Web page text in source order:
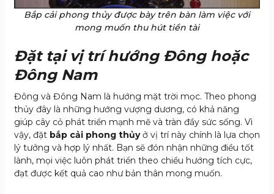
Bắp cải phong thủy được bày trên bàn làm việc với
mong muốn thu hút tiền tài
Đặt tại vị trí hướng Đông hoặc
Đông Nam
Đông và Đông Nam là hướng mặt trời mọc. Theo phong
thủy đây là những hướng vượng dương, có khả năng
giúp cây cỏ phát triển mạnh mẽ và tràn đầy sức sống. Vì
vậy, đặt bắp cải phong thủyở vị trí này chính là lựa chọn
lý tưởng và hợp lý nhất. Bạn sẽ đón nhận những điều tốt
lành, mọi việc luôn phát triển theo chiều hướng tích cực,
đạt được kết quả cao như bản thân mong muốn.